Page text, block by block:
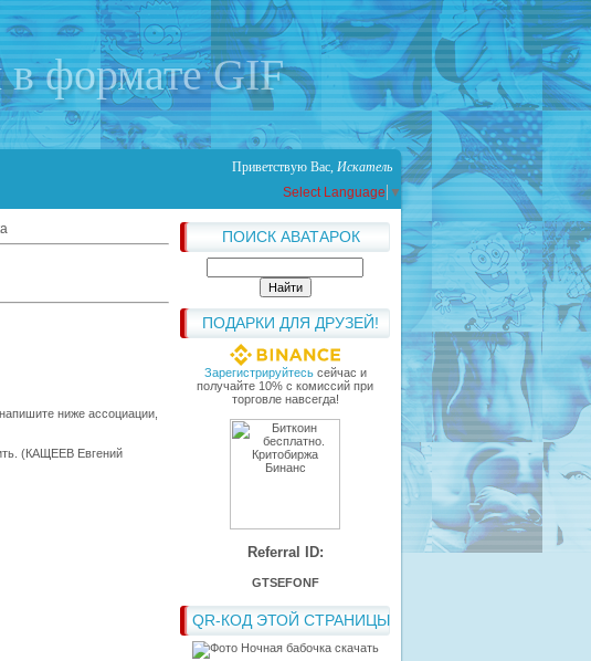
в формате GIF
Приветствую Вас, Искатель
Select Language ▼
ПОИСК АВАТАРОК
ПОДАРКИ ДЛЯ ДРУЗЕЙ!
Зарегистрируйтесьсейчас и
получайте 10% с комиссий при
торговле навсегда!
Referral ID:
GTSEFONF
QR-КОД ЭТОЙ СТРАНИЦЫ
, напишите ниже ассоциации,
(КАЩЕЕВ Евгений